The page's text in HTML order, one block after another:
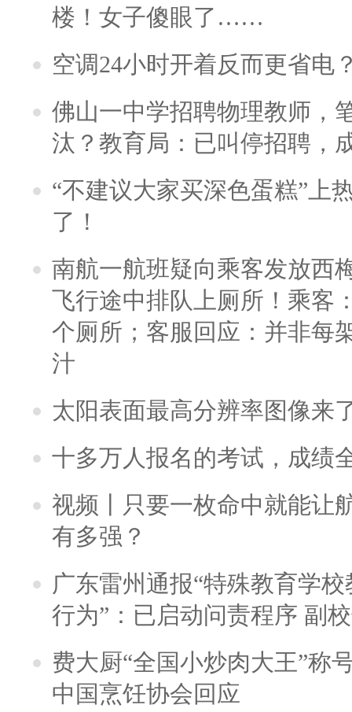
楼！女子傻眼了……
空调24小时开着反而更省电
佛山一中学招聘物理教师，
汰？教育局：已叫停招聘，
“不建议大家买深色蛋糕”上
了！
南航一航班疑向乘客发放西
飞行途中排队上厕所！乘客
个厕所；客服回应：并非每
汁
太阳表面最高分辨率图像来
十多万人报名的考试，成绩
视频丨只要一枚命中就能让
有多强？
广东雷州通报“特殊教育学
行为”：已启动问责程序 副
费大厨“全国小炒肉大王”称
中国烹饪协会回应